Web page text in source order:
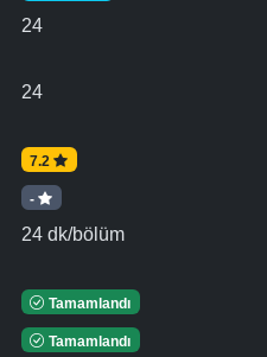
24
24
7.2
-
24 dk/bölüm
Tamamlandı
Tamamlandı